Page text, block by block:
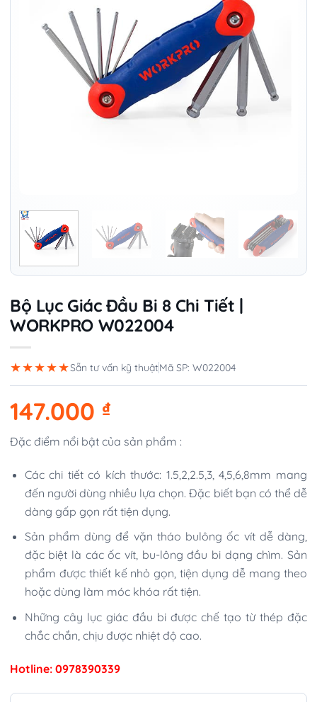
Bộ Lục Giác Đầu Bi 8 Chi Tiết |
WORKPRO W022004
★★★★★Sẵn tư vấn kỹ thuậtMã SP: W022004
147.000 ₫
Đặc điểm nổi bật của sản phẩm :
Các chi tiết có kích thước: 1.5,2,2.5,3, 4,5,6,8mm mang
đến người dùng nhiều lựa chọn. Đặc biết bạn có thể dễ
dàng gấp gọn rất tiện dụng.
Sản phẩm dùng để vặn tháo bulông ốc vít dễ dàng,
đặc biệt là các ốc vít, bu-lông đầu bi dạng chìm. Sản
phẩm được thiết kế nhỏ gọn, tiện dụng dễ mang theo
hoặc dùng làm móc khóa rất tiện.
Những cây lục giác đầu bi được chế tạo từ thép đặc
chắc chắn, chịu được nhiệt độ cao.
Hotline: 0978390339